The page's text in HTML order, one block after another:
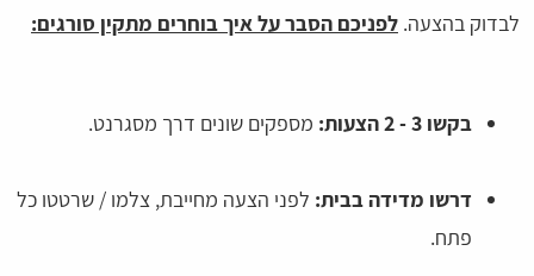
לבדוק בהצעה. לפניכם הסבר על איך בוחרים מתקין סורגים:
בקשו 3 - 2 הצעות: מספקים שונים דרך מסגרנט.
דרשו מדידה בבית: לפני הצעה מחייבת, צלמו / שרטטו כל
פתח.